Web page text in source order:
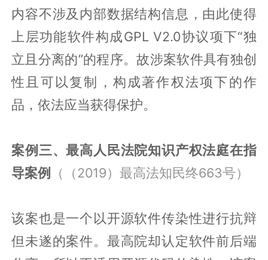
内容不涉及内部数据结构信息，由此使得
上层功能软件构成GPL V2.0协议项下“独
立且分离的”的程序。故涉案软件具有独创
性且可以复制，构成著作权法项下的作
品，依法应当获得保护。
案例三、最高人民法院知识产权法庭在指
导案例
（（2019）最高法知民终663号）
该案也是一个以开源软件传染性进行抗辩
但未遂的案件。最高院却认定软件前后端